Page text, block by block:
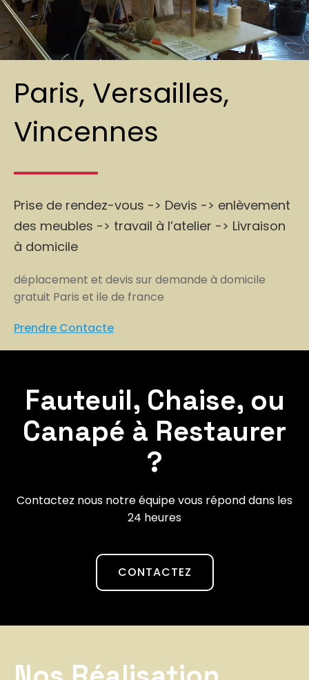
Paris, Versailles,
Vincennes
Prise de rendez-vous -> Devis -> enlèvement
des meubles -> travail à l’atelier -> Livraison
à domicile
déplacement et devis sur demande à domicile
gratuit Paris et ile de france
Prendre Contacte
Fauteuil, Chaise, ou
Canapé à Restaurer
?
Contactez nous notre équipe vous répond dans les
24 heures
CONTACTEZ